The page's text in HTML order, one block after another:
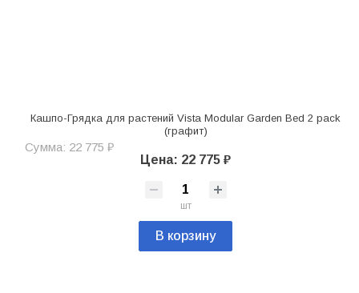
Кашпо-Грядка для растений Vista Modular Garden Bed 2 pack
(графит)
Сумма: 22 775 ₽
Цена: 22 775 ₽
шт
В корзину